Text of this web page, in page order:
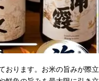
おります。お米の旨みが際立